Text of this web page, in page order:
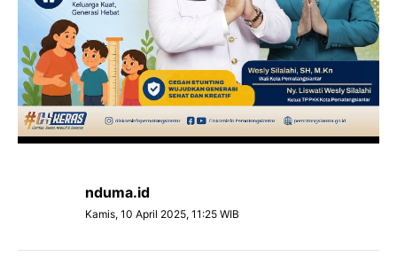
nduma.id
Kamis, 10 April 2025, 11:25 WIB